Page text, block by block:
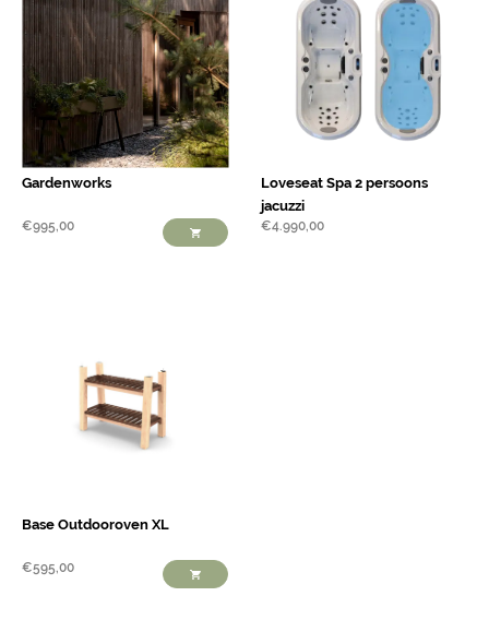
Gardenworks
€995,00
Loveseat Spa 2 persoons
jacuzzi
€4.990,00
Base Outdooroven XL
€595,00